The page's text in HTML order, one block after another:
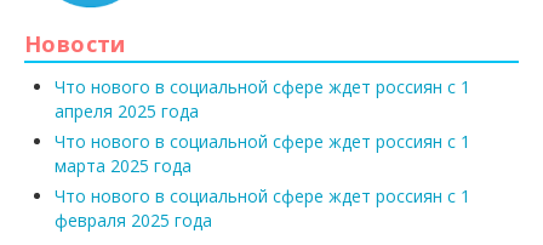
Новости
Что нового в социальной сфере ждет россиян с 1
апреля 2025 года
Что нового в социальной сфере ждет россиян с 1
марта 2025 года
Что нового в социальной сфере ждет россиян с 1
февраля 2025 года